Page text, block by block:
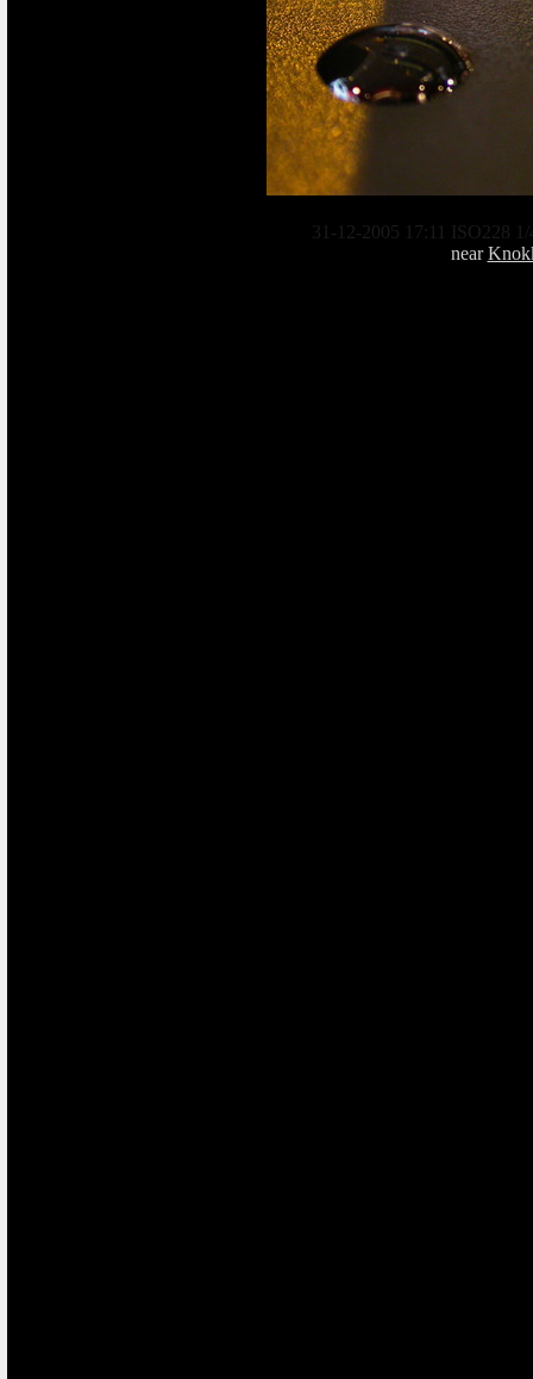
31-12-2005 17:11 ISO228
near